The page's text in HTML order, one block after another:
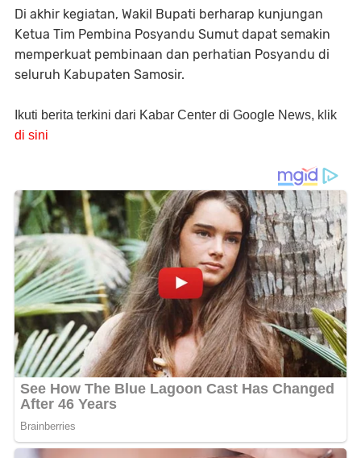
Di akhir kegiatan, Wakil Bupati berharap kunjungan
Ketua Tim Pembina Posyandu Sumut dapat semakin
memperkuat pembinaan dan perhatian Posyandu di
seluruh Kabupaten Samosir.
Ikuti berita terkini dari Kabar Center di Google News, klik
di sini